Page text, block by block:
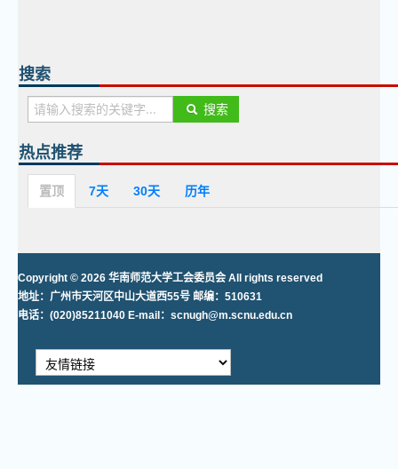
搜索
搜索
热点推荐
置顶 7天 30天 历年
Copyright © 2026 华南师范大学工会委员会 All rights reserved
地址：广州市天河区中山大道西55号 邮编：510631
电话：(020)85211040 E-mail：scnugh@m.scnu.edu.cn